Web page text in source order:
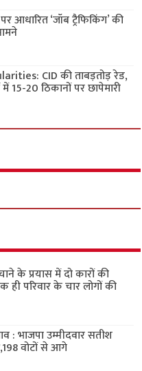
आधारित ‘जॉब ट्रैफिकिंग’ की
CID की ताबड़तोड़ रेड,
15-20 ठिकानों पर छापेमारी
के प्रयास में दो कारों की
परिवार के चार लोगों की
: भाजपा उम्मीदवार सतीश
वोटों से आगे